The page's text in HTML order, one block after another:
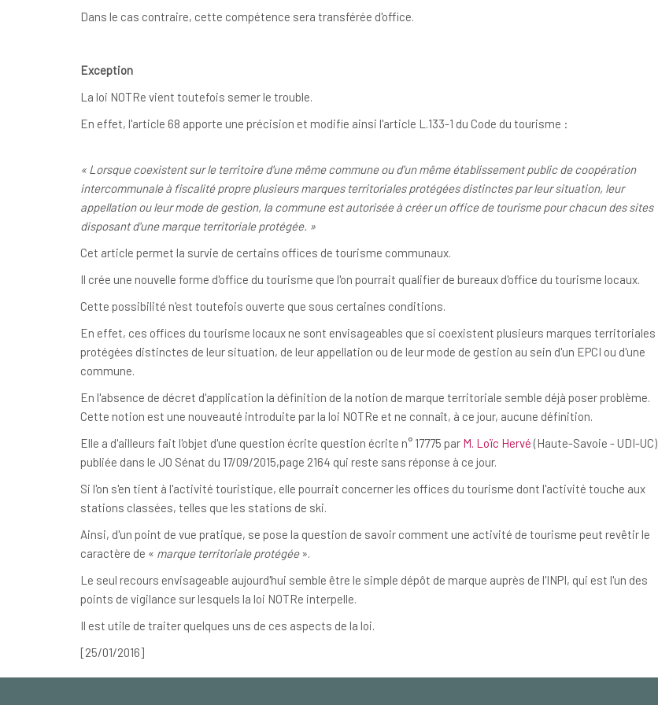
Dans le cas contraire, cette compétence sera transférée d'office.
Exception
La loi NOTRe vient toutefois semer le trouble.
En effet, l'article 68 apporte une précision et modifie ainsi l'article L.133-1 du Code du tourisme :
« Lorsque coexistent sur le territoire d'une même commune ou d'un même établissement public de coopération
intercommunale à fiscalité propre plusieurs marques territoriales protégées distinctes par leur situation, leur
appellation ou leur mode de gestion, la commune est autorisée à créer un office de tourisme pour chacun des sites
disposant d'une marque territoriale protégée. »
Cet article permet la survie de certains offices de tourisme communaux.
Il crée une nouvelle forme d'office du tourisme que l'on pourrait qualifier de bureaux d'office du tourisme locaux.
Cette possibilité n'est toutefois ouverte que sous certaines conditions.
En effet, ces offices du tourisme locaux ne sont envisageables que si coexistent plusieurs marques territoriales
protégées distinctes de leur situation, de leur appellation ou de leur mode de gestion au sein d'un EPCI ou d'une
commune.
En l'absence de décret d'application la définition de la notion de marque territoriale semble déjà poser problème.
Cette notion est une nouveauté introduite par la loi NOTRe et ne connaît, à ce jour, aucune définition.
Elle a d'ailleurs fait l'objet d'une question écrite question écrite n° 17775 par M. Loïc Hervé (Haute-Savoie - UDI-UC)
publiée dans le JO Sénat du 17/09/2015,page 2164 qui reste sans réponse à ce jour.
Si l'on s'en tient à l'activité touristique, elle pourrait concerner les offices du tourisme dont l'activité touche aux
stations classées, telles que les stations de ski.
Ainsi, d'un point de vue pratique, se pose la question de savoir comment une activité de tourisme peut revêtir le
caractère de « marque territoriale protégée».
Le seul recours envisageable aujourd'hui semble être le simple dépôt de marque auprès de l'INPI, qui est l'un des
points de vigilance sur lesquels la loi NOTRe interpelle.
Il est utile de traiter quelques uns de ces aspects de la loi.
[25/01/2016]